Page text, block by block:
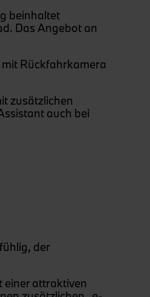
beinhaltet
Das Angebot an
Rückfahrkamera
zusätzlichen
auch bei
der
einer attraktiven